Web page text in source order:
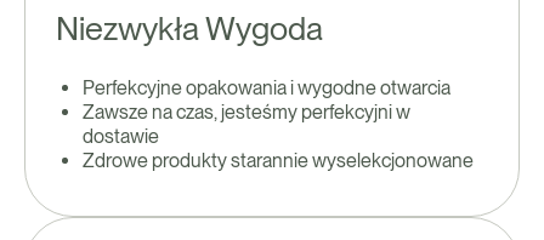
Niezwykła Wygoda
Perfekcyjne opakowania i wygodne otwarcia
Zawsze na czas, jesteśmy perfekcyjni w
dostawie
Zdrowe produkty starannie wyselekcjonowane